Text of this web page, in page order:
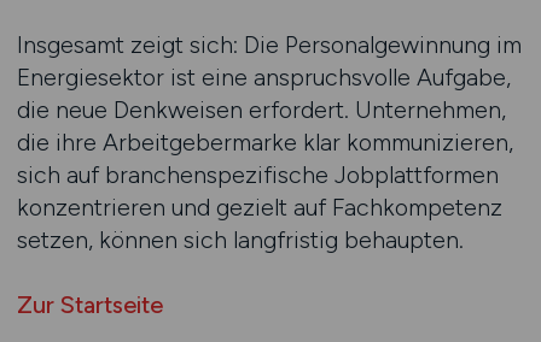
Insgesamt zeigt sich: Die Personalgewinnung im
Energiesektor ist eine anspruchsvolle Aufgabe,
die neue Denkweisen erfordert. Unternehmen,
die ihre Arbeitgebermarke klar kommunizieren,
sich auf branchenspezifische Jobplattformen
konzentrieren und gezielt auf Fachkompetenz
setzen, können sich langfristig behaupten.
Zur Startseite